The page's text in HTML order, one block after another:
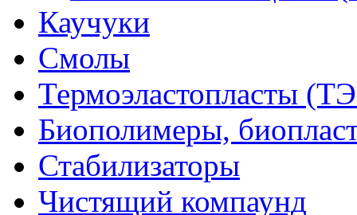
Каучуки
Смолы
Термоэластопласты
Биополимеры,
Стабилизаторы
Чистящий компаунд